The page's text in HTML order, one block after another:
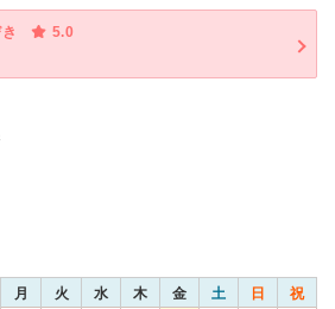
5.0
月 火 水 木 金 土 日 祝